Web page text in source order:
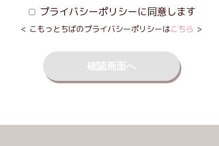
プライバシーポリシーに同意します
こもっとちばのプライバシーポリシーはこちら
確認画面へ